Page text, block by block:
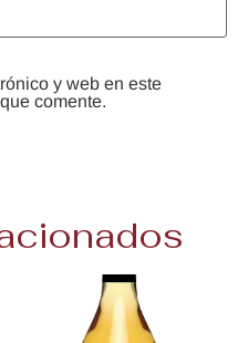
y web en este
comente.